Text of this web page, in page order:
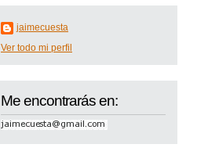
jaimecuesta
Ver todo mi perfil
Me encontrarás en: